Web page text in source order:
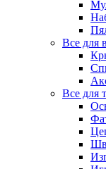
Все для
Все для